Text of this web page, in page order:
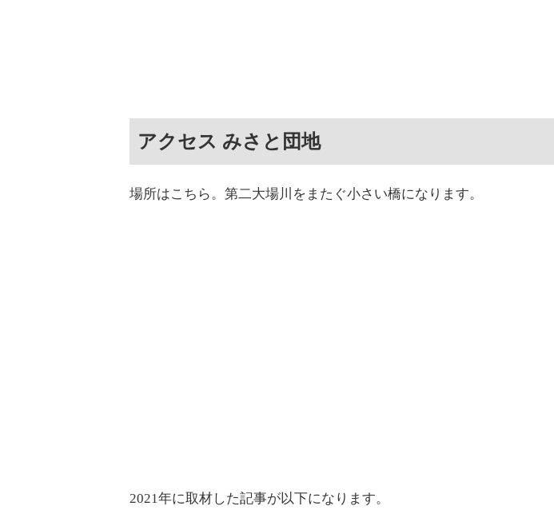
アクセス みさと団地
場所はこちら。第二大場川をまたぐ小さい橋になります。
2021年に取材した記事が以下になります。